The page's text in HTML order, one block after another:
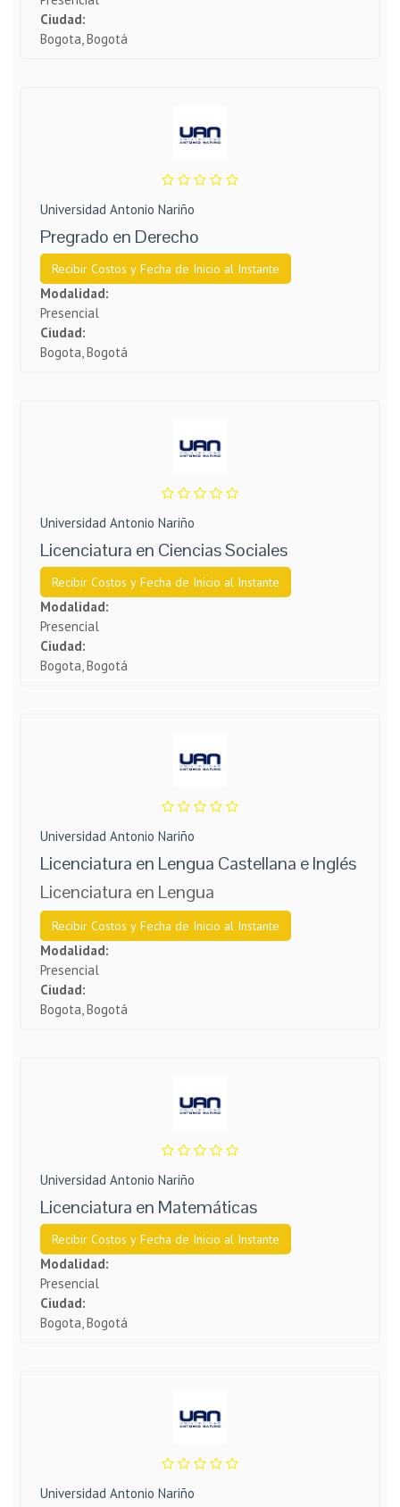
Ciudad:
Bogota, Bogotá
Universidad Antonio Nariño
Pregrado en Derecho
Recibir Costos y Fecha de Inicio al Instante
Modalidad:
Presencial
Ciudad:
Bogota, Bogotá
Universidad Antonio Nariño
Licenciatura en Ciencias Sociales
Recibir Costos y Fecha de Inicio al Instante
Modalidad:
Presencial
Ciudad:
Bogota, Bogotá
Universidad Antonio Nariño
Licenciatura en Lengua Castellana e Inglés
Licenciatura en Lengua
Recibir Costos y Fecha de Inicio al Instante
Modalidad:
Presencial
Ciudad:
Bogota, Bogotá
Universidad Antonio Nariño
Licenciatura en Matemáticas
Recibir Costos y Fecha de Inicio al Instante
Modalidad:
Presencial
Ciudad:
Bogota, Bogotá
Universidad Antonio Nariño